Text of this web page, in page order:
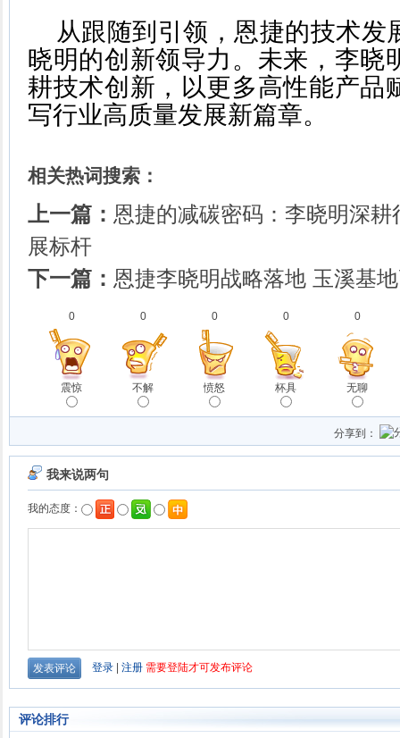
从跟随到引领，恩捷的技术发
晓明的创新领导力。未来，李晓
耕技术创新，以更多高性能产品
写行业高质量发展新篇章。
相关热词搜索：
上一篇： 恩捷的减碳密码：李晓明深
展标杆
下一篇： 恩捷李晓明战略落地 玉溪基
0
震惊
0
不解
0
愤怒
0
杯具
0
无聊
分享到：
评论排行